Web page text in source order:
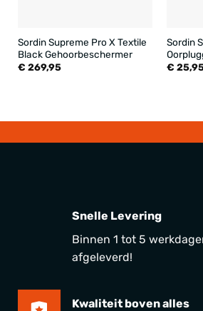
Sordin Supreme Pro X Textile
Black Gehoorbeschermer
€ 269,95
Sordin
€
Snelle Levering
Binnen 1 tot 5
afgeleverd!
Kwaliteit boven alles